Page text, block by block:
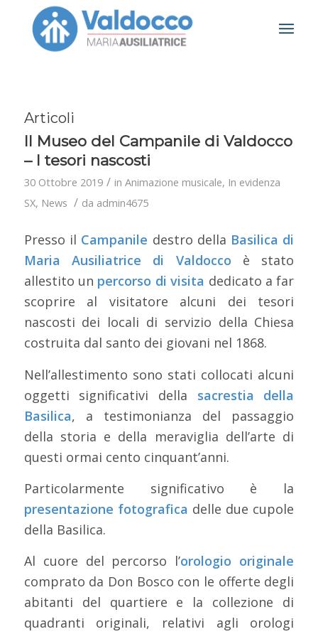
Articoli
Il Museo del Campanile di Valdocco
– I tesori nascosti
30 Ottobre 2019 / in Animazione musicale, In evidenza
SX, News / da admin4675
Presso il Campanile destro della Basilica di
Maria Ausiliatrice di Valdocco è stato
allestito un percorso di visita dedicato a far
scoprire al visitatore alcuni dei tesori
nascosti dei locali di servizio della Chiesa
costruita dal santo dei giovani nel 1868.
Nell’allestimento sono stati collocati alcuni
oggetti significativi della sacrestia della
Basilica, a testimonianza del passaggio
della storia e della meraviglia dell’arte di
questi ormai cento cinquant’anni.
Particolarmente significativo è la
presentazione fotografica delle due cupole
della Basilica.
Al cuore del percorso l’orologio originale
comprato da Don Bosco con le offerte degli
abitanti del quartiere e la collezione di
quadranti originali, relativi agli orologi